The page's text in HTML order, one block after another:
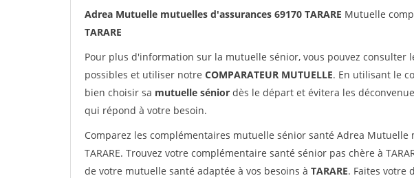
Adrea Mutuelle mutuelles d'assurances 69170 TARARE Mutuelle
TARARE
Pour plus d'information sur la mutuelle sénior, vous pouvez consulter
possibles et utiliser notre COMPARATEUR MUTUELLE. En utilisant le
bien choisir sa mutuelle sénior dès le départ et évitera les
qui répond à votre besoin.
Comparez les complémentaires mutuelle sénior santé Adrea Mutuelle
TARARE. Trouvez votre complémentaire santé sénior pas chère à
de votre mutuelle santé adaptée à vos besoins à TARARE. Faites votre